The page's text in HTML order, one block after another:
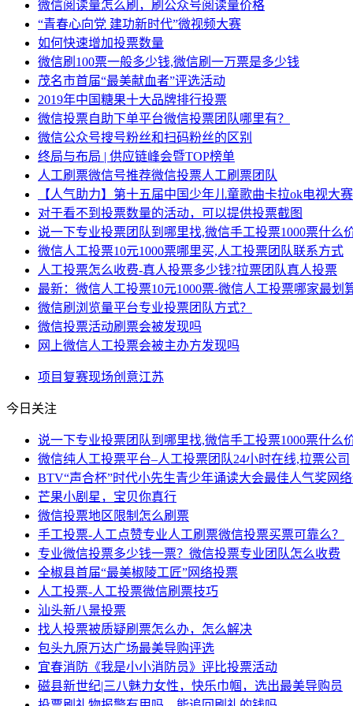
微信阅读量怎么刷，刷公众号阅读量价格
“青春心向党 建功新时代”微视频大赛
如何快速增加投票数量
微信刷100票一般多少钱,微信刷一万票是多少钱
茂名市首届“最美献血者”评选活动
2019年中国糖果十大品牌排行投票
微信投票自助下单平台微信投票团队哪里有？
微信公众号搜号粉丝和扫码粉丝的区别
终局与布局 | 供应链峰会暨TOP榜单
人工刷票微信号推荐微信投票人工刷票团队
【人气助力】第十五届中国少年儿童歌曲卡拉ok电视大
对于看不到投票数量的活动，可以提供投票截图
说一下专业投票团队到哪里找,微信手工投票1000票什么
微信人工投票10元1000票哪里买,人工投票团队联系方式
人工投票怎么收费-真人投票多少钱?拉票团队真人投票
最新：微信人工投票10元1000票-微信人工投票哪家最划
微信刷浏览量平台专业投票团队方式？
微信投票活动刷票会被发现吗
网上微信人工投票会被主办方发现吗
项目 复赛现场创意江苏
今日关注
说一下专业投票团队到哪里找,微信手工投票1000票什么
微信纯人工投票平台–人工投票团队24小时在线,拉票公司
BTV“声合杯”时代小先生青少年诵读大会最佳人气奖网
芒果小剧星，宝贝你真行
微信投票地区限制怎么刷票
手工投票-人工点赞专业人工刷票微信投票买票可靠么？
专业微信投票多少钱一票？微信投票专业团队怎么收费
全椒县首届“最美椒陵工匠”网络投票
人工投票-人工投票微信刷票技巧
汕头新八景投票
找人投票被质疑刷票怎么办，怎么解决
包头九原万达广场最美导购评选
宜春消防《我是小小消防员》评比投票活动
磁县新世纪|三八魅力女性，快乐巾帼，选出最美导购员